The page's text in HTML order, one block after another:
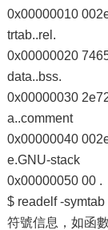
0x00000010
trtab..rel.
0x00000020
data..bss.
0x00000030
a..comment
0x00000040
e.GNU-stack
0x00000050 00 .
$ readelf -
符號信息，如函